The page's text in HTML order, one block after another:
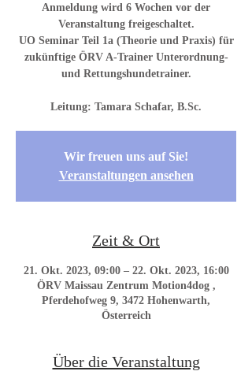
Anmeldung wird 6 Wochen vor der
Veranstaltung freigeschaltet.
UO Seminar Teil 1a (Theorie und Praxis) für
zukünftige ÖRV A-Trainer Unterordnung-
und Rettungshundetrainer.
Wir freuen uns auf Sie!
Veranstaltungen ansehen
Zeit & Ort
21. Okt. 2023, 09:00 – 22. Okt. 2023, 16:00
ÖRV Maissau Zentrum Motion4dog ,
Pferdehofweg 9, 3472 Hohenwarth,
Österreich
Über die Veranstaltung